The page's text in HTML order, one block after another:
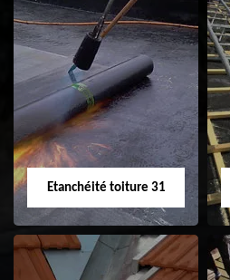
Peinture sur tuile
31
Etanchéité toiture 31